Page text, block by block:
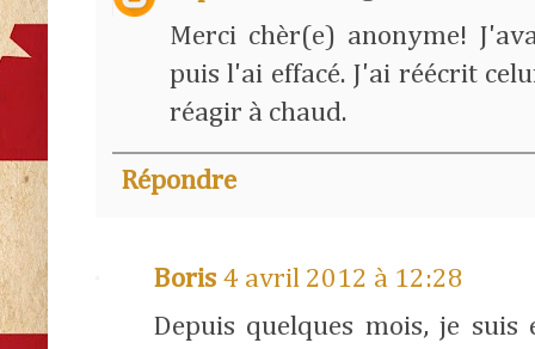
Merci chèr(e) anonyme!
puis l'ai effacé. J'ai réécrit
réagir à chaud.
Répondre
Boris 4 avril 2012 à 12:28
Depuis quelques mois, je